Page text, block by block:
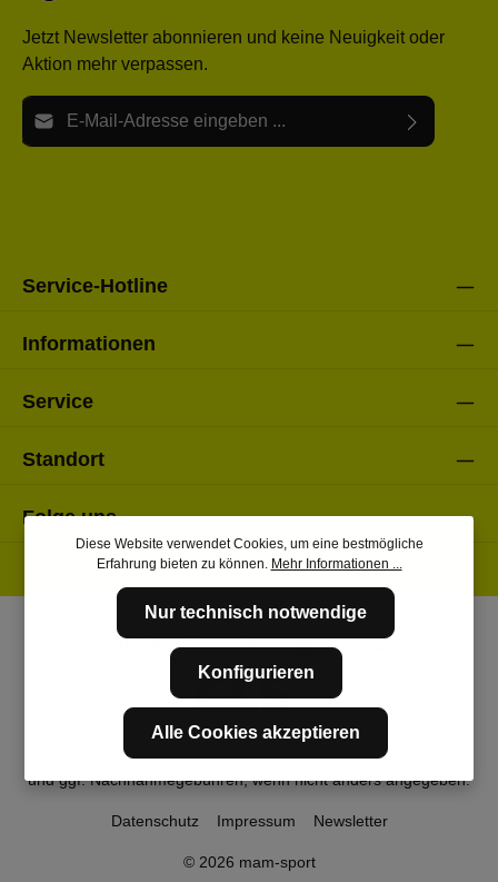
Jetzt Newsletter abonnieren und keine Neuigkeit oder
Aktion mehr verpassen.
E-Mail-Adresse*
Service-Hotline
Informationen
Service
Standort
Folge uns
* Alle Preise inkl. gesetzl. Mehrwertsteuer zzgl.Versandkosten
und ggf. Nachnahmegebühren, wenn nicht anders angegeben.
© 2026 mam-sport
Datenschutz Impressum Newsletter
Diese Website verwendet Cookies, um eine bestmögliche
Erfahrung bieten zu können. Mehr Informationen ...
Nur technisch notwendige
Konfigurieren
Alle Cookies akzeptieren